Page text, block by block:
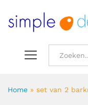
Home » set van 2